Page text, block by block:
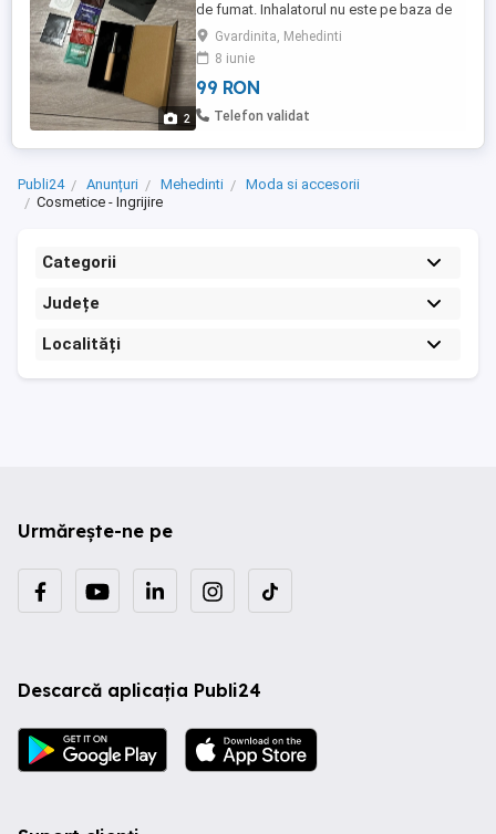
2
de fumat. Inhalatorul nu este pe baza de
baterii, nu scoate fum , se poate utiliza
oriunde si oricand. Inhalatorul te ajuta sa
pastrezi gestul si sa scapi de dependenta
de fumat Pachetul conține 4 arome.
Gvardinita, Mehedinti
8 iunie
99 RON
Telefon validat
Publi24 Anunțuri Mehedinti
Moda si accesorii
Cosmetice - Ingrijire
Categorii
Județe
Localități
Urmărește-ne pe
Descarcă aplicația Publi24